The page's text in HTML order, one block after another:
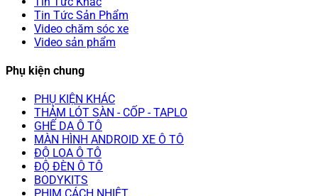
Tin Tức Sản Phẩm
Video chăm sóc xe
Video sản phẩm
Phụ kiện chung
PHỤ KIỆN KHÁC
THẢM LÓT SÀN - CỐP - TAPLO
GHẾ DA Ô TÔ
MÀN HÌNH ANDROID XE Ô TÔ
ĐỘ LOA Ô TÔ
ĐỘ ĐÈN Ô TÔ
BODYKITS